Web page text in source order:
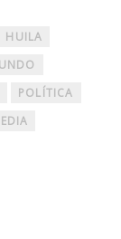
HUILA
POLÍTICA